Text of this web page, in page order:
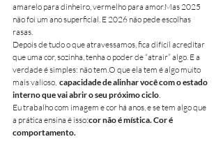
amarelo para dinheiro, vermelho para amor.Mas 2025
não foi um ano superficial. E 2026 não pede escolhas
rasas.
Depois de tudo o que atravessamos, fica difícil acreditar
que uma cor, sozinha, tenha o poder de “atrair” algo. E a
verdade é simples: não tem.O que ela tem é algo muito
mais valioso, capacidade de alinhar você com o estado
interno que vai abrir o seu próximo ciclo
Eu trabalho com imagem e cor há anos, e se tem algo que
a prática ensina é isso:cor não é mística. Cor é
comportamento.